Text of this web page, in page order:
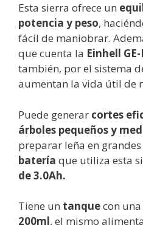
Esta sierra ofrece un
potencia y peso,
fácil de maniobrar.
que cuenta la Einhell
también, por el sistema
aumentan la vida útil de
Puede generar cortes
árboles pequeños y
preparar leña en
batería que utiliza esta
de 3.0Ah.
Tiene un tanquecon
200ml, el mismo